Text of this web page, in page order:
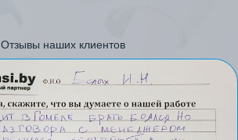
Отзывы наших клиентов